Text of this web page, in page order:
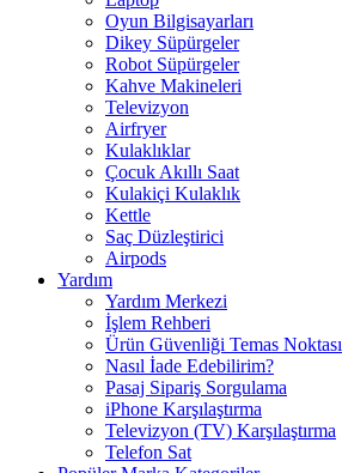
Oyun Bilgisayarları
Dikey Süpürgeler
Robot Süpürgeler
Kahve Makineleri
Televizyon
Airfryer
Kulaklıklar
Çocuk Akıllı Saat
Kulakiçi Kulaklık
Kettle
Saç Düzleştirici
Airpods
Yardım
Yardım Merkezi
İşlem Rehberi
Ürün Güvenliği Temas Noktası
Nasıl İade Edebilirim?
Pasaj Sipariş Sorgulama
iPhone Karşılaştırma
Televizyon (TV) Karşılaştırma
Telefon Sat